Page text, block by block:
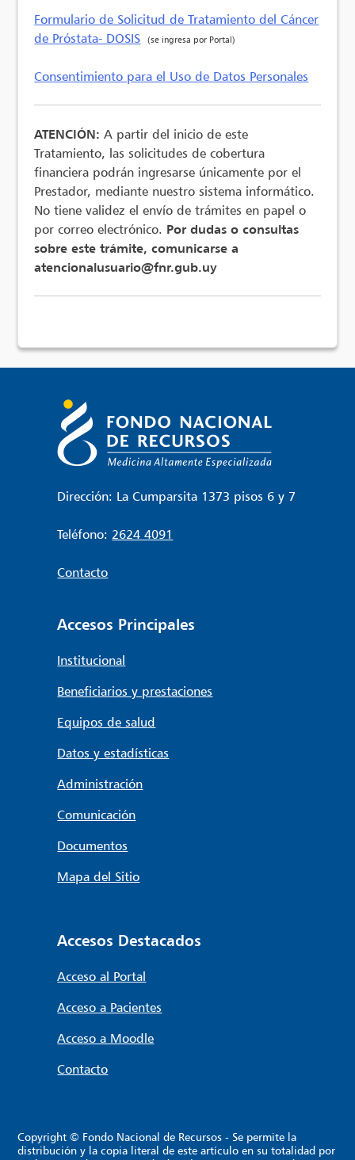
Formulario de Solicitud de Tratamiento del Cáncer
de Próstata- DOSIS
(se ingresa por Portal)
Consentimiento para el Uso de Datos Personales
ATENCIÓN: A partir del inicio de este
Tratamiento, las solicitudes de cobertura
financiera podrán ingresarse únicamente por el
Prestador, mediante nuestro sistema informático.
No tiene validez el envío de trámites en papel o
por correo electrónico. Por dudas o consultas
sobre este trámite, comunicarse a
atencionalusuario@fnr.gub.uy
Dirección: La Cumparsita 1373 pisos 6 y 7
Teléfono: 2624 4091
Contacto
Accesos Principales
Institucional
Beneficiarios y prestaciones
Equipos de salud
Datos y estadísticas
Administración
Comunicación
Documentos
Mapa del Sitio
Accesos Destacados
Acceso al Portal
Acceso a Pacientes
Acceso a Moodle
Contacto
Copyright © Fondo Nacional de Recursos - Se permite la
distribución y la copia literal de este artículo en su totalidad por